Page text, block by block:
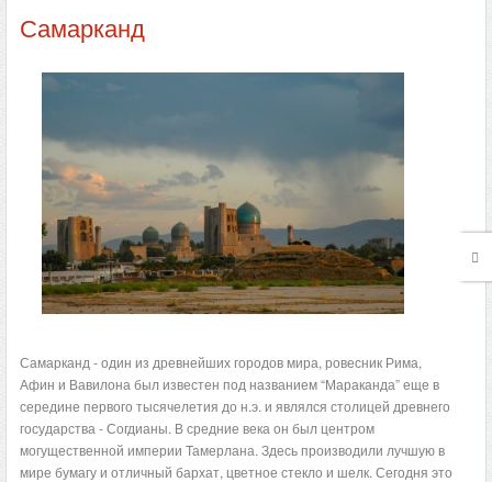
Самарканд
Самарканд - один из древнейших городов мира, ровесник Рима,
Афин и Вавилона был известен под названием “Мараканда” еще в
середине первого тысячелетия до н.э. и являлся столицей древнего
государства - Согдианы. В средние века он был центром
могущественной империи Тамерлана. Здесь производили лучшую в
мире бумагу и отличный бархат, цветное стекло и шелк. Сегодня это